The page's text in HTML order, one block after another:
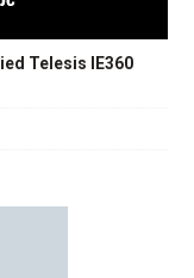
Telesis IE360